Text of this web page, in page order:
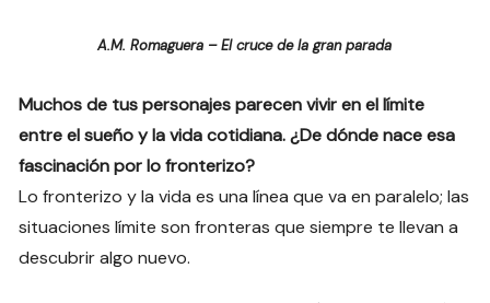
A.M. Romaguera – El cruce de la gran parada
Muchos de tus personajes parecen vivir en el límite
entre el sueño y la vida cotidiana. ¿De dónde nace esa
fascinación por lo fronterizo?
Lo fronterizo y la vida es una línea que va en paralelo; las
situaciones límite son fronteras que siempre te llevan a
descubrir algo nuevo.